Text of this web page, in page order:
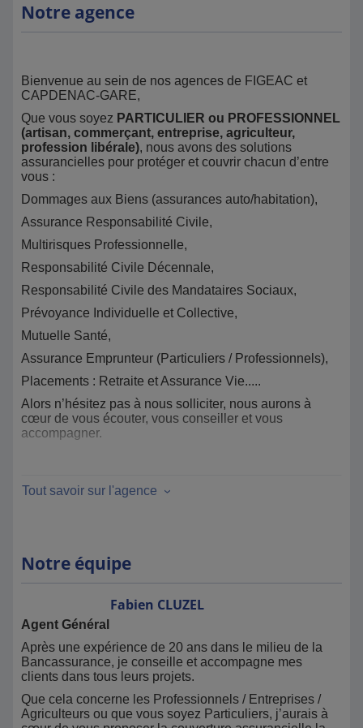
Notre agence
Bienvenue au sein de nos agences de FIGEAC et
CAPDENAC-GARE,
Que vous soyez PARTICULIER ou PROFESSIONNEL
(artisan, commerçant, entreprise, agriculteur,
profession libérale), nous avons des solutions
assurancielles pour protéger et couvrir chacun d’entre
vous :
Dommages aux Biens (assurances auto/habitation),
Assurance Responsabilité Civile,
Multirisques Professionnelle,
Responsabilité Civile Décennale,
Responsabilité Civile des Mandataires Sociaux,
Prévoyance Individuelle et Collective,
Mutuelle Santé,
Assurance Emprunteur (Particuliers / Professionnels),
Placements : Retraite et Assurance Vie.....
Alors n’hésitez pas à nous solliciter, nous aurons à
cœur de vous écouter, vous conseiller et vous
accompagner.
Votre agence MMA : 05 65 34 53 21 -
Tout savoir sur l'agence
Notre équipe
Fabien CLUZEL
Agent Général
Après une expérience de 20 ans dans le milieu de la
Bancassurance, je conseille et accompagne mes
clients dans tous leurs projets.
Que cela concerne les Professionnels / Entreprises /
Agriculteurs ou que vous soyez Particuliers, j’aurais à